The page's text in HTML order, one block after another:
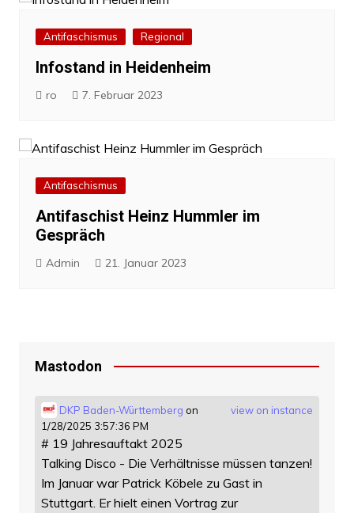
Antifaschismus Regional
Infostand in Heidenheim
ro 7. Februar 2023
Antifaschismus
Antifaschist Heinz Hummler im
Gespräch
Admin 21. Januar 2023
Mastodon
view on instance
DKP Baden-Württemberg on
1/28/2025 3:57:36 PM
# 19 Jahresauftakt 2025
Talking Disco - Die Verhältnisse müssen tanzen!
Im Januar war Patrick Köbele zu Gast in
Stuttgart. Er hielt einen Vortrag zur